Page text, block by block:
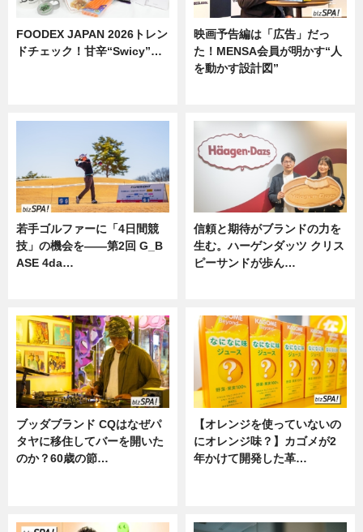
FOODEX JAPAN 2026トレン
ドチェック！甘辛“Swicy”…
映画予告編は「広告」だっ
た！MENSA会員が明かす“人
を動かす設計図”
若手ゴルファーに「4日間競
技」の機会を——第2回 G_B
ASE 4da…
信頼と期待がブランドの力を
生む。ハーゲンダッツ クリス
ピーサンドが歩ん…
ブッダブランド CQはなぜパ
タヤに移住してバーを開いた
のか？60歳の節…
【オレンジを使っていないの
にオレンジ味？】カゴメが2
年かけて開発した革…